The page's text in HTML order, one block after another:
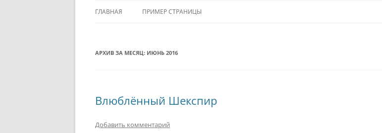
ГЛАВНАЯ ПРИМЕР СТРАНИЦЫ
АРХИВ ЗА МЕСЯЦ: ИЮНЬ 2016
Влюблённый Шекспир
Добавить комментарий